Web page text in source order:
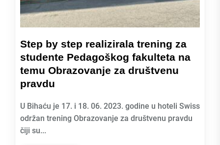
Step by step realizirala trening za
studente Pedagoškog fakulteta na
temu Obrazovanje za društvenu
pravdu
U Bihaću je 17. i 18. 06. 2023. godine u hoteli Swiss
održan trening Obrazovanje za društvenu pravdu
čiji su...